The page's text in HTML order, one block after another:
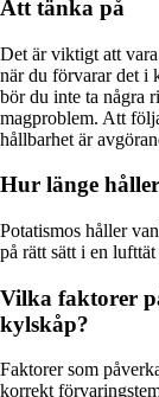
Att tänka på
Det är viktigt att
när du förvarar det i
bör du inte ta några
magproblem. Att
hållbarhet är
Hur länge
Potatismos håller
på rätt sätt i en
Vilka faktorer
kylskåp?
Faktorer som
korrekt